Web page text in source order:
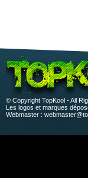
© Copyright TopKool - All
Les logos et marques
Webmaster :